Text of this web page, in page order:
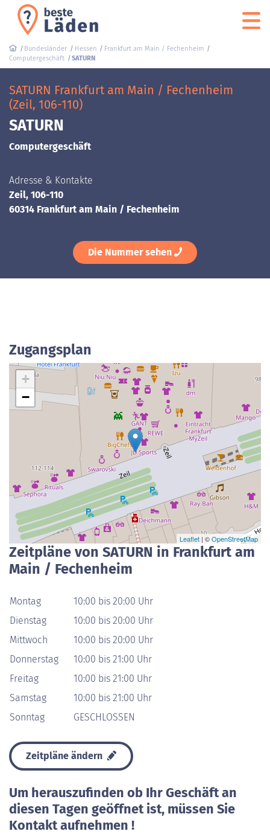
Bundesländer Hessen
Frankfurt am Main / Fechenheim
Computergeschäft
SATURN
SATURN Frankfurt am Main / Fechenheim
(Zeil, 106-110)
SATURN
Computergeschäft
Adresse & Kontakte
Zeil, 106-110
60314 Frankfurt am Main / Fechenheim
Die Nummer sehen
Zugangsplan
+
−
Leaflet | ©OpenStreetMap
Zeitpläne von SATURN in Frankfurt am
Main / Fechenheim
Montag
10:00 bis 20:00 Uhr
Dienstag
10:00 bis 20:00 Uhr
Mittwoch
10:00 bis 20:00 Uhr
Donnerstag
10:00 bis 21:00 Uhr
Freitag
10:00 bis 21:00 Uhr
Samstag
10:00 bis 21:00 Uhr
Sonntag
GESCHLOSSEN
Zeitpläne ändern
Um herauszufinden ob Ihr Geschäft an
diesen Tagen geöffnet ist, müssen Sie
Kontakt aufnehmen !